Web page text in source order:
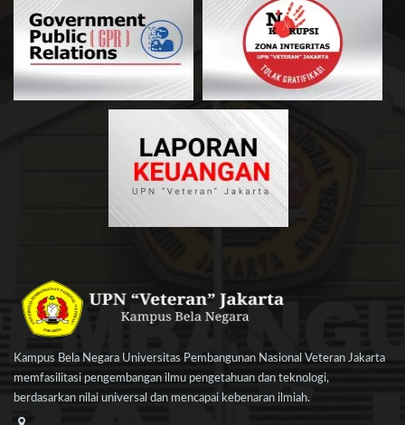
Kampus Bela Negara Universitas Pembangunan Nasional Veteran Jakarta
memfasilitasi pengembangan ilmu pengetahuan dan teknologi,
berdasarkan nilai universal dan mencapai kebenaran ilmiah.